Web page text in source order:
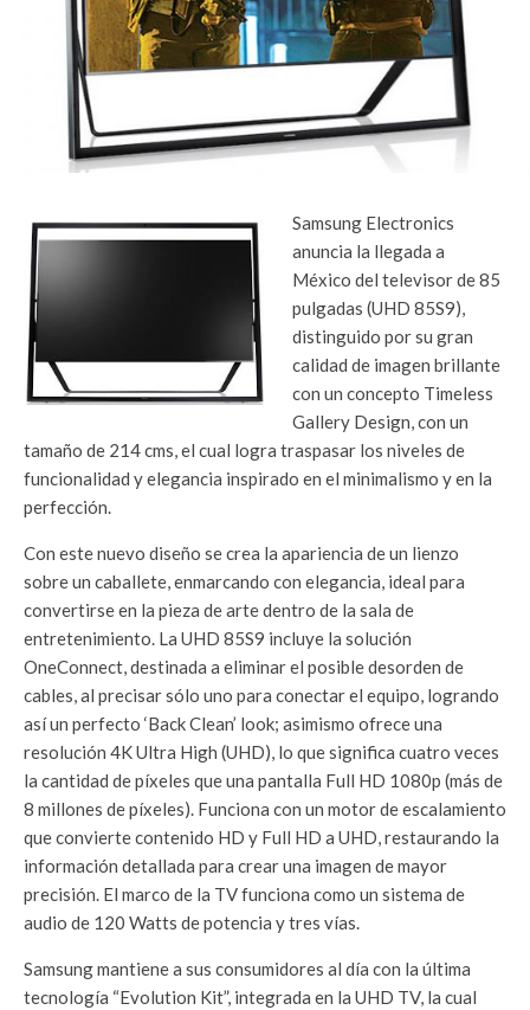
Samsung Electronics
anuncia la llegada a
México del televisor de 85
pulgadas (UHD 85S9),
distinguido por su gran
calidad de imagen brillante
con un concepto Timeless
Gallery Design, con un
tamaño de 214 cms, el cual logra traspasar los niveles de
funcionalidad y elegancia inspirado en el minimalismo y en la
perfección.
Con este nuevo diseño se crea la apariencia de un lienzo
sobre un caballete, enmarcando con elegancia, ideal para
convertirse en la pieza de arte dentro de la sala de
entretenimiento. La UHD 85S9 incluye la solución
OneConnect, destinada a eliminar el posible desorden de
cables, al precisar sólo uno para conectar el equipo, logrando
así un perfecto ‘Back Clean’ look; asimismo ofrece una
resolución 4K Ultra High (UHD), lo que significa cuatro veces
la cantidad de píxeles que una pantalla Full HD 1080p (más de
8 millones de píxeles). Funciona con un motor de escalamiento
que convierte contenido HD y Full HD a UHD, restaurando la
información detallada para crear una imagen de mayor
precisión. El marco de la TV funciona como un sistema de
audio de 120 Watts de potencia y tres vías.
Samsung mantiene a sus consumidores al día con la última
tecnología “Evolution Kit”, integrada en la UHD TV, la cual